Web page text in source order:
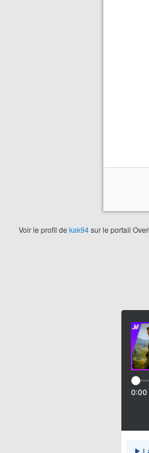
Voir le profil de kak94sur le portail
0:00